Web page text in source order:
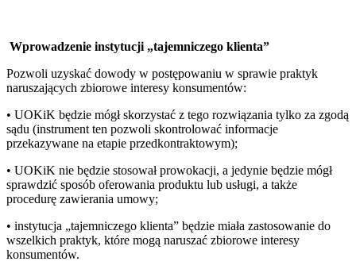
Wprowadzenie instytucji „tajemniczego klienta”
Pozwoli uzyskać dowody w postępowaniu w sprawie praktyk
naruszających zbiorowe interesy konsumentów:
• UOKiK będzie mógł skorzystać z tego rozwiązania tylko za zgodą
sądu (instrument ten pozwoli skontrolować informacje
przekazywane na etapie przedkontraktowym);
• UOKiK nie będzie stosował prowokacji, a jedynie będzie mógł
sprawdzić sposób oferowania produktu lub usługi, a także
procedurę zawierania umowy;
• instytucja „tajemniczego klienta” będzie miała zastosowanie do
wszelkich praktyk, które mogą naruszać zbiorowe interesy
konsumentów.